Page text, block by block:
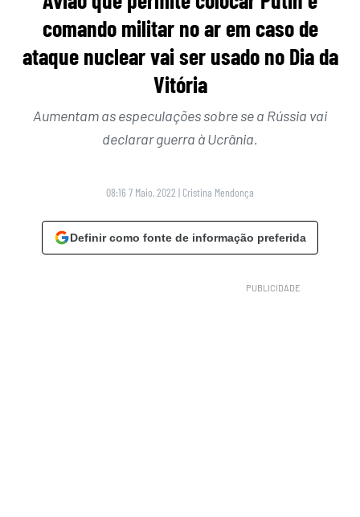
comando militar no ar em caso de
ataque nuclear vai ser usado no Dia da
Vitória
Aumentam as especulações sobre se a Rússia vai
declarar guerra à Ucrânia.
08:16 7 Maio, 2022 | Cristina Mendonça
Definir como fonte de informação preferida